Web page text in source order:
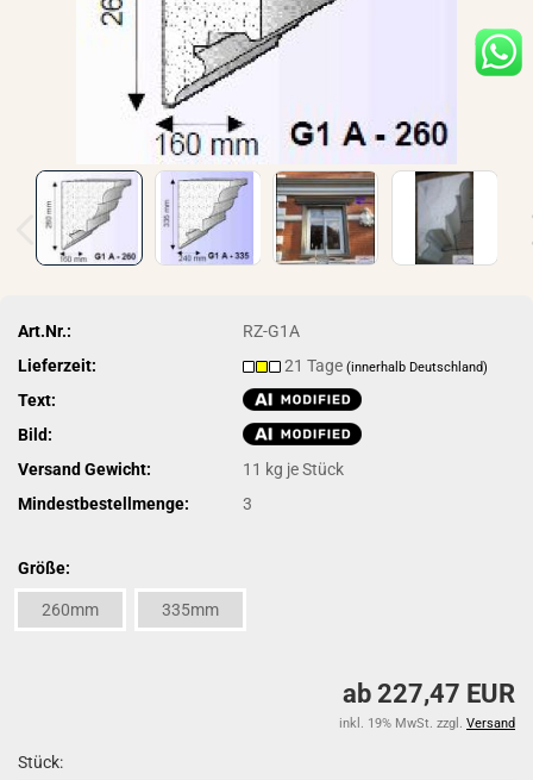
Art.Nr.:
RZ-G1A
Lieferzeit:
21 Tage(innerhalb Deutschland)
Text:
Bild:
Versand Gewicht:
11 kg je Stück
Mindestbestellmenge:
3
Größe:
260mm 335mm
ab 227,47 EUR
inkl. 19% MwSt. zzgl. Versand
Stück: